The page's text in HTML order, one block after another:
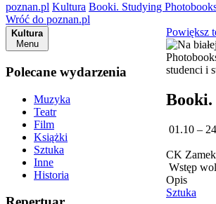
poznan.pl Kultura Booki. Studying
Wróć do poznan.pl
Kultura
Menu
Polecane wydarzenia
Muzyka
Teatr
Film
Książki
Sztuka
Inne
Historia
Powiększ
Booki.
01.10 –
CK
Wstęp
Opis
Sztuka